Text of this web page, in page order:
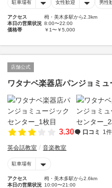
駐車場有 女性歓迎 男性
アクセス
栂・美木多駅から2.3km
本日の営業状況 8:00〜22:00
価格帯
￥1〜￥5,000
店舗公式
ワタナベ楽器店パンジョミ
3.30 口コミ 1件
英会話教室 音楽教室
駐車場有
アクセス
栂・美木多駅から2.6km
本日の営業状況 10:00〜21:00